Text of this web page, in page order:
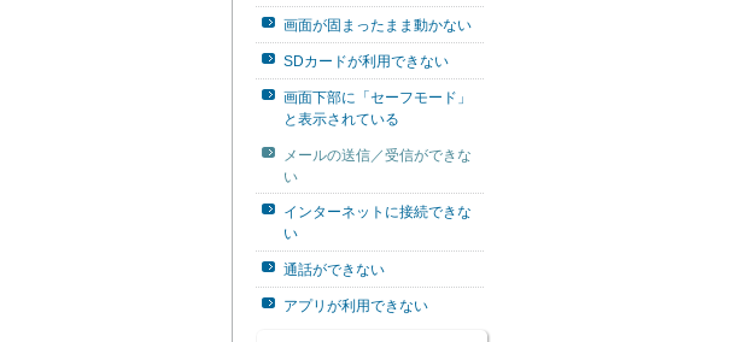
画面が固まったまま動かない
SDカードが利用できない
画面下部に「セーフモード」
と表示されている
メールの送信／受信ができな
い
インターネットに接続できな
い
通話ができない
アプリが利用できない